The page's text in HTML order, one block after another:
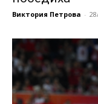
Виктория Петрова -